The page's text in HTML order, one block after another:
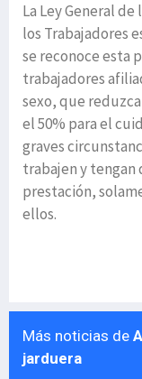
La Ley General
los Trabajadores
se reconoce esta
trabajadores
sexo, que
el 50% para el
graves
trabajen y tengan
prestación,
ellos.
Más noticias de
jarduera